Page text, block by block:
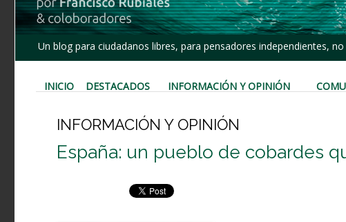
Un blog para ciudadanos libres, para pensadores independientes,
INICIO DESTACADOS INFORMACIÓN Y OPINIÓN
INFORMACIÓN Y OPINIÓN
España: un pueblo de cobardes